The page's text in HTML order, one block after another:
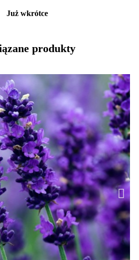
Już wkrótce
produkty